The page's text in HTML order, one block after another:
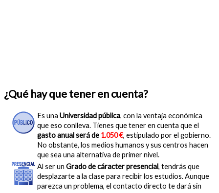
¿Qué hay que tener en cuenta?
Es una Universidad pública, con la ventaja económica
que eso conlleva. Tienes que tener en cuenta que el
gasto anual será de 1.050 €, estipulado por el gobierno.
No obstante, los medios humanos y sus centros hacen
que sea una alternativa de primer nivel.
Al ser un Grado de cáracter presencial, tendrás que
desplazarte a la clase para recibir los estudios. Aunque
parezca un problema, el contacto directo te dará sin